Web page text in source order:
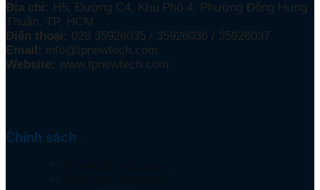
Địa chỉ: H5, Đường C4, Khu Phố 4, Phường Đông Hưng
Thuận, TP. HCM
Điện thoại: 028 35926035 / 35926036 / 35926037
Email: info@tpnewtech.com
Website: www.tpnewtech.com
Chính sách